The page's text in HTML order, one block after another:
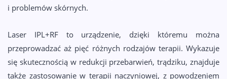
i problemów skórnych.
Laser IPL+RF to urządzenie, dzięki któremu można
przeprowadzać aż pięć różnych rodzajów terapii. Wykazuje
się skutecznością w redukcji przebarwień, trądziku, znajduje
także zastosowanie w terapii naczyniowej, z powodzeniem